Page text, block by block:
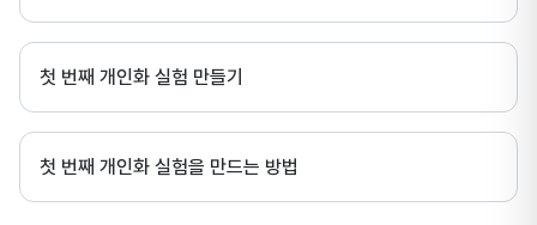
첫 번째 개인화 실험 만들기
첫 번째 개인화 실험을 만드는 방법